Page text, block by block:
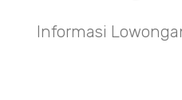
Informasi